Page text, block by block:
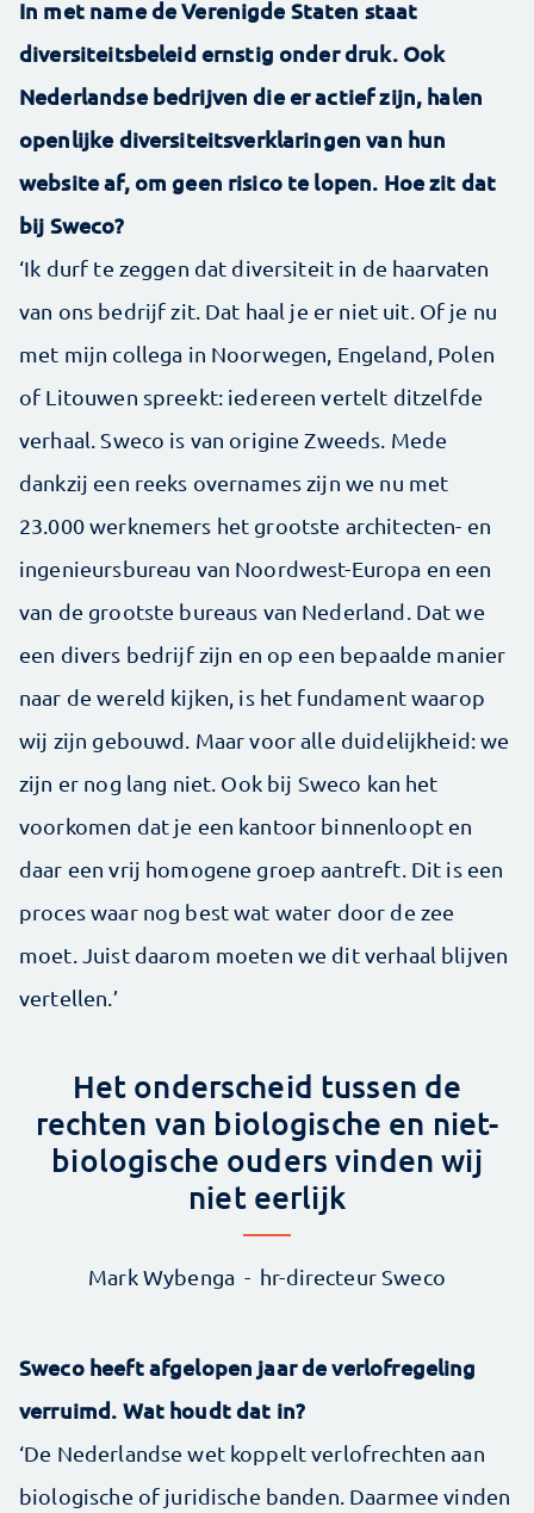
In met name de Verenigde Staten staat
diversiteitsbeleid ernstig onder druk. Ook
Nederlandse bedrijven die er actief zijn, halen
openlijke diversiteitsverklaringen van hun
website af, om geen risico te lopen. Hoe zit dat
bij Sweco?
‘Ik durf te zeggen dat diversiteit in de haarvaten
van ons bedrijf zit. Dat haal je er niet uit. Of je nu
met mijn collega in Noorwegen, Engeland, Polen
of Litouwen spreekt: iedereen vertelt ditzelfde
verhaal. Sweco is van origine Zweeds. Mede
dankzij een reeks overnames zijn we nu met
23.000 werknemers het grootste architecten- en
ingenieursbureau van Noordwest-Europa en een
van de grootste bureaus van Nederland. Dat we
een divers bedrijf zijn en op een bepaalde manier
naar de wereld kijken, is het fundament waarop
wij zijn gebouwd. Maar voor alle duidelijkheid: we
zijn er nog lang niet. Ook bij Sweco kan het
voorkomen dat je een kantoor binnenloopt en
daar een vrij homogene groep aantreft. Dit is een
proces waar nog best wat water door de zee
moet. Juist daarom moeten we dit verhaal blijven
vertellen.’
Het onderscheid tussen de
rechten van biologische en niet-
biologische ouders vinden wij
niet eerlijk
Mark Wybenga hr-directeur Sweco
Sweco heeft afgelopen jaar de verlofregeling
verruimd. Wat houdt dat in?
‘De Nederlandse wet koppelt verlofrechten aan
biologische of juridische banden. Daarmee vinden